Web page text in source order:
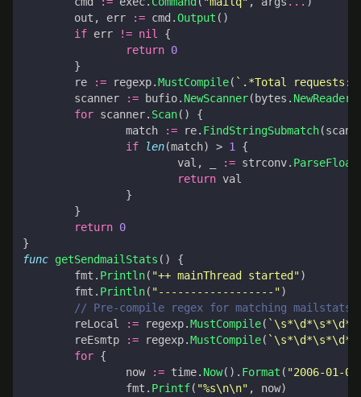
out , err := cmd .Output ()
if err != nil
{
return 0
}
re
:= regexp.MustCompile( `.*Total
scanner
:= bufio. NewScanner( bytes . NewReader
for scanner. Scan()
{
match
:= re. FindStringSubmatch(
if
len(match) > 1 {
val , := strconv. ParseFloat
return val
}
}
return 0
}
func getSendmailStats ()
{
fmt . Println( "++ mainThread started")
fmt . Println( "------------------")
// Pre-compile regex for matching mailstats
reLocal
:= regexp.MustCompile(
reEsmtp
:= regexp.MustCompile(
for {
now
:= time. Now(). Format ( "2006-01-
fmt . Printf( "%s\n\n" , now)